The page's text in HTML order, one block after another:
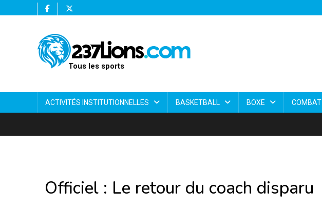
Tous les sports
ACTIVITÉS INSTITUTIONNELLES BASKETBALL BOXE COMBAT
Officiel : Le retour du coach disparu